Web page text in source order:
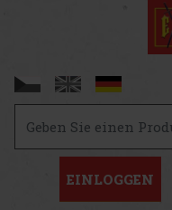
EINLOGGEN